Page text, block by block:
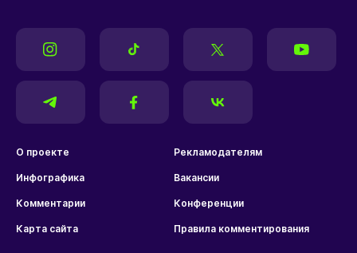
О проекте Рекламодателям
Инфографика Вакансии
Комментарии Конференции
Карта сайта Правила комментирования